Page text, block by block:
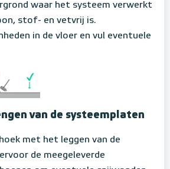
waar het systeem verwerkt
stof- en vetvrij is.
in de vloer en vul eventuele
van de systeemplaten
met het leggen van de
de meegeleverde